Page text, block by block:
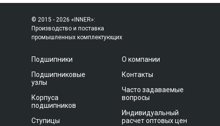
© 2015 - 2026 «INNER»:
Производство и поставка
промышленных комплектующих
Подшипники
Подшипниковые
узлы
Корпуса
подшипников
Ступицы
О компании
Контакты
Часто задаваемые
вопросы
Индивидуальный
расчет оптовых цен